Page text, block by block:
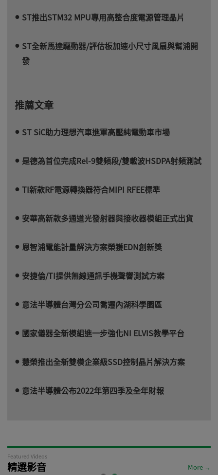
ST推出STM32 MPU專用高整合度電源管理晶片
ST全新馬達驅動器/評估板加速小尺寸風扇與幫浦開
發
推薦文章
ST SiC助力理想汽車進軍高壓純電動車市場
是德為首位完成Rel-9雙頻段/雙載波HSDPA射頻測試
TI新款RF電源轉換器符合MIPI RFEE標準
安華高新款多通道光發射器與接收器模組正式出貨
恩智浦電能計量解決方案榮獲EDN創新獎
安捷倫/TI提供無線通訊手機聲響測試方案
意法半導體台灣分公司喬遷內湖科學園區
國家儀器全新模組進一步強化NI ELVIS教學平台
慧榮推出全新雙模企業級SSD控制晶片解決方案
意法半導體公布2022年第四季及全年財報
Featured Videos
精選影音 More →